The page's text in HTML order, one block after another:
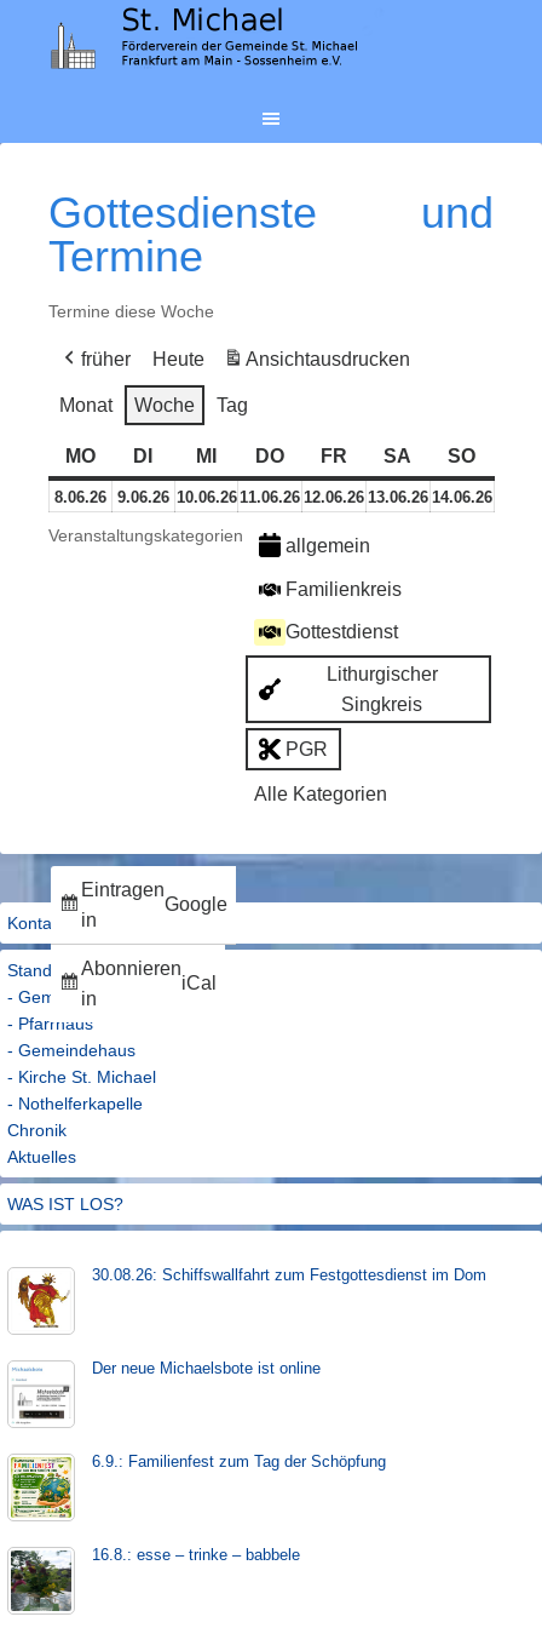
Gottesdienste und
Termine
Termine diese Woche
früher Heute Ansichtausdrucken
Monat Woche Tag
MOMONTAG
DI DIENSTAG
MI MITTWOCH
DODONNERSTAG
FR FREITAG
SA SAMSTAG
SO
8.06.26 8.
Juni
9.06.26 9.
Juni
10.06.2610.
2026
11.06.26 11.
2026
12.06.26 12.
2026
13.06.26 13.
14.06.26
Veranstaltungskategorien allgemein
Familienkreis
Gottestdienst
Lithurgischer
Singkreis
PGR
Alle Kategorien
Eintragen
in
Google
Abonnieren
in
iCal
Kontakt
Standorte
- Gemeindebüro
- Pfarrhaus
- Gemeindehaus
- Kirche St. Michael
- Nothelferkapelle
Chronik
Aktuelles
WAS IST LOS?
30.08.26: Schiffs­­wall­fahr­t zum Fest­gott­es­dienst im Dom
Der neue Michaels­bote ist on­line
6.9.: Familienfest zum Tag der Schöpfung
16.8.: esse – trinke – babbele